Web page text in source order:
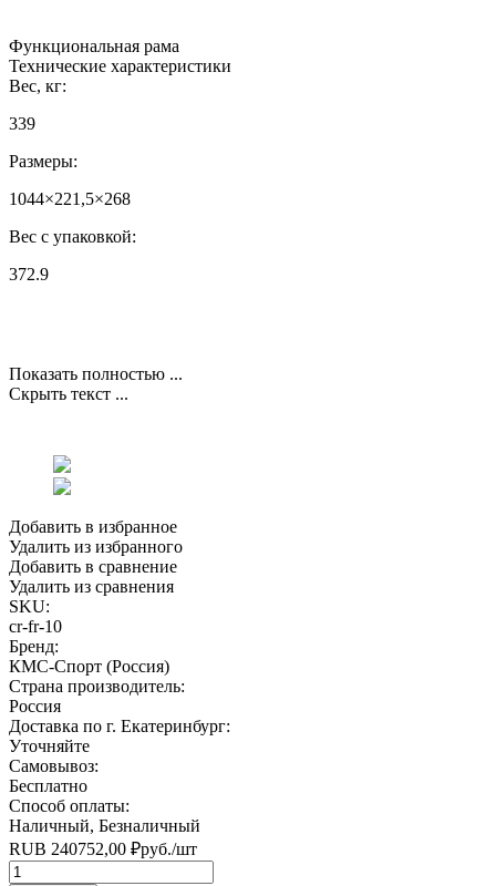
Функциональная рама
Технические характеристики
Вес, кг:
339
Размеры:
1044×221,5×268
Вес с упаковкой:
372.9
Показать полностью ...
Скрыть текст ...
Добавить в избранное
Удалить из избранного
Добавить в сравнение
Удалить из сравнения
SKU:
cr-fr-10
Бренд:
КМС-Спорт (Россия)
Страна производитель:
Россия
Доставка по г. Екатеринбург:
Уточняйте
Самовывоз:
Бесплатно
Способ оплаты:
Наличный, Безналичный
RUB 240752,00 ₽руб./шт
Quantity